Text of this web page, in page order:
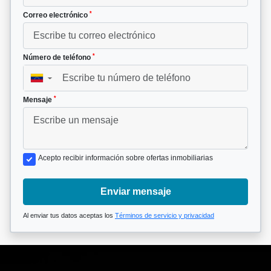
Correo electrónico *
Número de teléfono *
▼
Mensaje *
Acepto recibir información sobre ofertas inmobiliarias
Enviar mensaje
Al enviar tus datos aceptas los Términos de servicio y privacidad